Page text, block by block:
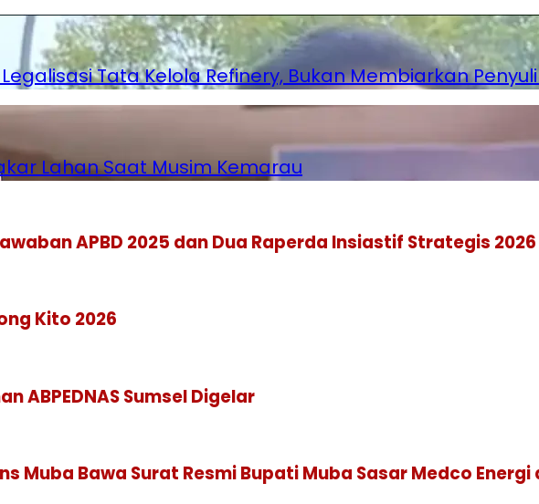
Tata Kelola Refinery, Bukan Membiarkan
Lahan Saat Musim Kemarau
APBD 2025 dan Dua Raperda Insiastif Strategis 2026
Kito 2026
ABPEDNAS Sumsel Digelar
Muba Bawa Surat Resmi Bupati Muba Sasar Medco Energi